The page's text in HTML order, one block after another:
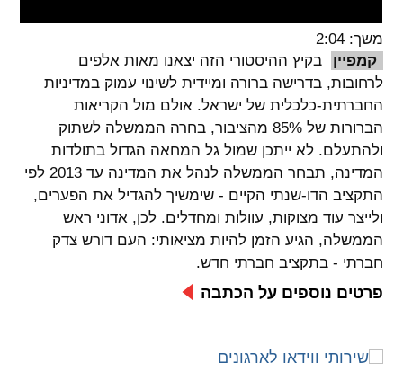
ניגודיות צבעים
brightness_high
ניגודיות בהירה
brightness_low
ניגודיות כהה
קישורים
format_underlined
קו תחתי לקישורים
משך: 2:04
קמפיין
בקיץ ההיסטורי הזה יצאנו מאות אלפים
לרחובות, בדרישה ברורה ומיידית לשינוי עמוק במדיניות
החברתית-כלכלית של ישראל. אולם מול הקריאות
הברורות של 85% מהציבור, בחרה הממשלה לשתוק
ולהתעלם. לא ייתכן שמול גל המחאה הגדול בתולדות
המדינה, תבחר הממשלה לנהל את המדינה עד 2013 לפי
התקציב הדו-שנתי הקיים - שימשיך להגדיל את הפערים,
ולייצר עוד מצוקות, עוולות ומחדלים. לכן, אדוני ראש
הממשלה, הגיע הזמן להיות מציאותי: העם דורש צדק
חברתי - בתקציב חברתי חדש.
פרטים נוספים על הכתבה